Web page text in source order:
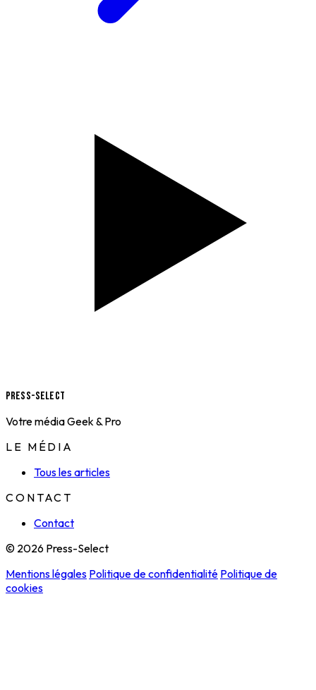
Press-Select
Votre média Geek & Pro
LE MÉDIA
Tous les articles
CONTACT
Contact
© 2026 Press-Select
Mentions légales Politique de confidentialité Politique de
cookies